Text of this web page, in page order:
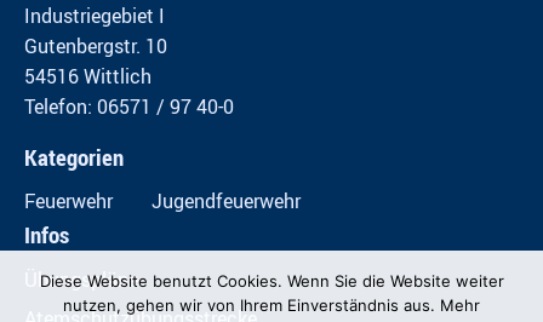
Industriegebiet I
Gutenbergstr. 10
54516 Wittlich
Telefon: 06571 / 97 40-0
Kategorien
Feuerwehr Jugendfeuerwehr
Infos
Übungspläne
Diese Website benutzt Cookies. Wenn Sie die Website weiter
nutzen, gehen wir von Ihrem Einverständnis aus. Mehr